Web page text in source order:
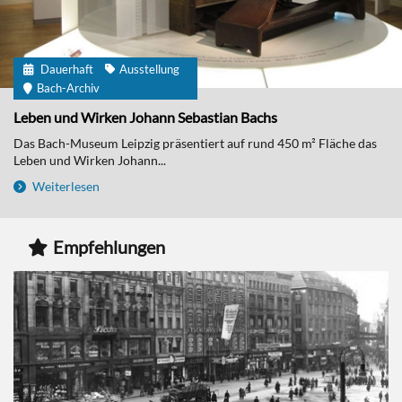
Dauerhaft
Ausstellung
Bach-Archiv
Leben und Wirken Johann Sebastian Bachs
Das Bach-Museum Leipzig präsentiert auf rund 450 m² Fläche das
Leben und Wirken Johann...
Weiterlesen
Empfehlungen